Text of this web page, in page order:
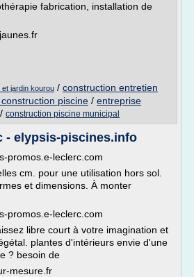
fabrication, installation de
et jardin kourou / construction entretien
piscine / entreprise
/ construction piscine municipal
- elypsis-piscines.info
promos.e-leclerc.com
cm. pour une utilisation hors sol.
et dimensions. À monter
promos.e-leclerc.com
libre court à votre imagination et
plantes d'intérieurs envie d'une
? besoin de
mesure.fr